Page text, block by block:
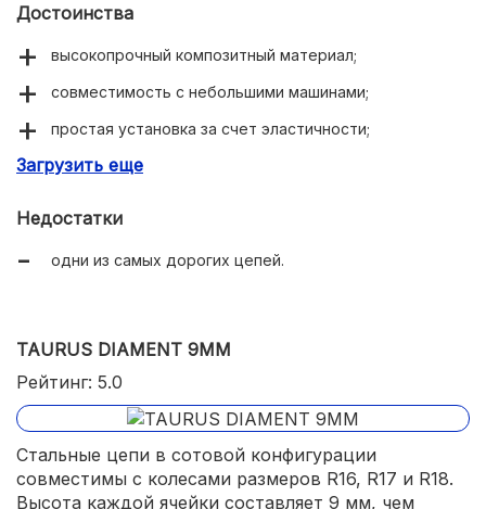
Достоинства
высокопрочный композитный материал;
совместимость с небольшими машинами;
простая установка за счет эластичности;
нулевой риск повреждения дисков колес;
Загрузить еще
Недостатки
одни из самых дорогих цепей.
TAURUS DIAMENT 9MM
Рейтинг: 5.0
Стальные цепи в сотовой конфигурации
совместимы с колесами размеров R16, R17 и R18.
Высота каждой ячейки составляет 9 мм, чем